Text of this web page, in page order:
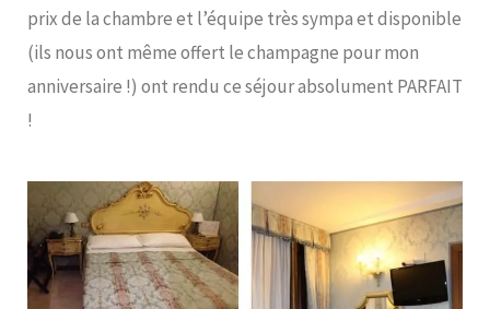
prix de la chambre et l’équipe très sympa et disponible
(ils nous ont même offert le champagne pour mon
anniversaire !) ont rendu ce séjour absolument PARFAIT
!